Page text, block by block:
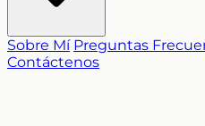
Sobre Mí Preguntas
Contáctenos